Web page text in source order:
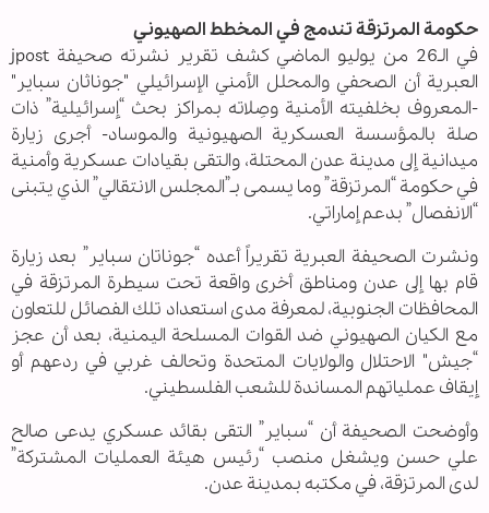
حكومة المرتزقة تندمج في المخطط الصهيوني
في الـ26 من يوليو الماضي كشف تقرير نشرته صحيفة jpost
العبرية أن الصحفي والمحلل الأمني الإسرائيلي "جوناثان سباير"
-المعروف بخلفيته الأمنية وصِلاته بمراكز بحث “إسرائيلية” ذات
صلة بالمؤسسة العسكرية الصهيونية والموساد- أجرى زيارة
ميدانية إلى مدينة عدن المحتلة، والتقى بقيادات عسكرية وأمنية
في حكومة “المرتزقة” وما يسمى بـ”المجلس الانتقالي” الذي يتبنى
“الانفصال” بدعم إماراتي.
ونشرت الصحيفة العبرية تقريراً أعده “جوناتان سباير” بعد زيارة
قام بها إلى عدن ومناطق أخرى واقعة تحت سيطرة المرتزقة في
المحافظات الجنوبية، لمعرفة مدى استعداد تلك الفصائل للتعاون
مع الكيان الصهيوني ضد القوات المسلحة اليمنية، بعد أن عجز
“جيش" الاحتلال والولايات المتحدة وتحالف غربي في ردعهم أو
إيقاف عملياتهم المساندة للشعب الفلسطيني.
وأوضحت الصحيفة أن “سباير” التقى بقائد عسكري يدعى صالح
علي حسن ويشغل منصب “رئيس هيئة العمليات المشتركة”
لدى المرتزقة، في مكتبه بمدينة عدن.